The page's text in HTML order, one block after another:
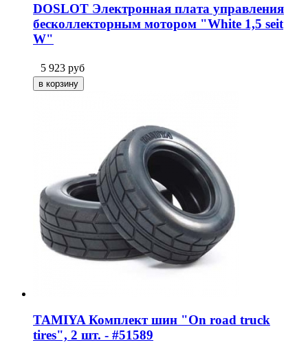
DOSLOT Электронная плата управления
бесколлекторным мотором "White 1,5 seit
W"
5 923 руб
TAMIYA Комплект шин "On road truck
tires", 2 шт. - #51589